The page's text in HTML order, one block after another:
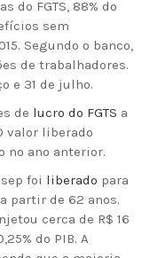
do FGTS, 88% do
sem
Segundo o banco,
de trabalhadores.
e 31 de julho.
de lucro do FGTS a
valor liberado
no ano anterior.
foi liberado para
partir de 62 anos.
cerca de R$ 16
do PIB. A